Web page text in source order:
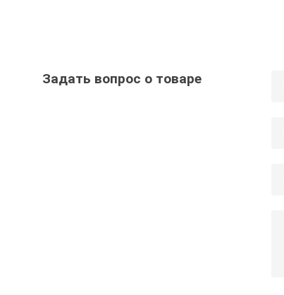
Задать вопрос о товаре